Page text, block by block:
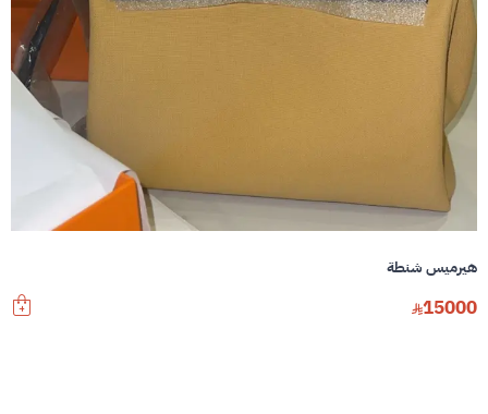
هيرميس شنطة
15000